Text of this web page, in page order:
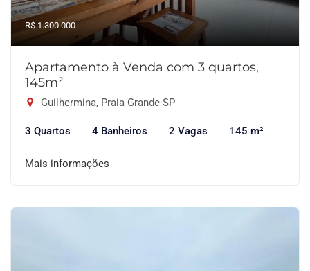
R$ 1.300.000
Apartamento à Venda com 3 quartos,
145m²
Guilhermina, Praia Grande-SP
3 Quartos 4 Banheiros 2 Vagas 145 m²
Mais informações